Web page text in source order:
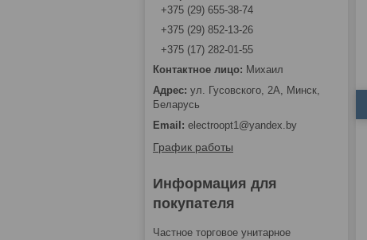
+375 (29) 655-38-74
+375 (29) 852-13-26
+375 (17) 282-01-55
Михаил
ул. Гусовского, 2А, Минск,
Беларусь
electroopt1@yandex.by
График работы
Информация для
покупателя
Частное торговое унитарное